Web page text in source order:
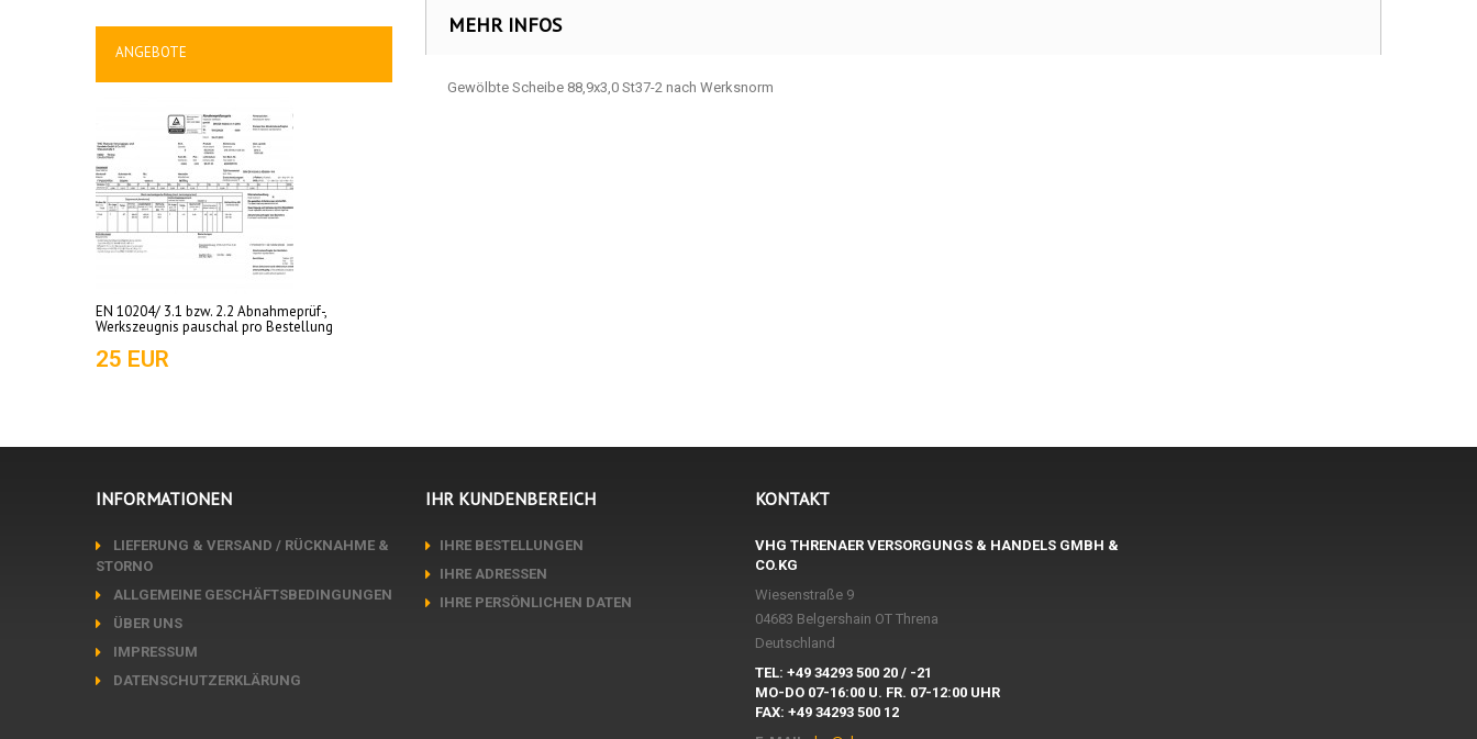
ANGEBOTE
EN 10204/ 3.1 bzw. 2.2 Abnahmeprüf-,
Werkszeugnis pauschal pro Bestellung
25 EUR
MEHR INFOS
Gewölbte Scheibe 88,9x3,0 St37-2 nach Werksnorm
INFORMATIONEN
LIEFERUNG & VERSAND / RÜCKNAHME &
STORNO
ALLGEMEINE GESCHÄFTSBEDINGUNGEN
ÜBER UNS
IMPRESSUM
DATENSCHUTZERKLÄRUNG
IHR KUNDENBEREICH
IHRE BESTELLUNGEN
IHRE ADRESSEN
IHRE PERSÖNLICHEN DATEN
KONTAKT
VHG THRENAER VERSORGUNGS & HANDELS GMBH &
CO.KG
Wiesenstraße 9
04683 Belgershain OT Threna
Deutschland
TEL: +49 34293 500 20 / -21
MO-DO 07-16:00 U. FR. 07-12:00 UHR
FAX: +49 34293 500 12